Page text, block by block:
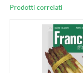
Prodotti correlati